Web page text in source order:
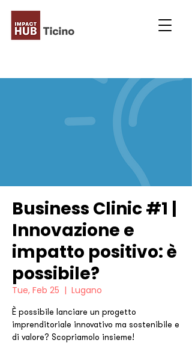
Business Clinic #1 |
Innovazione e
impatto positivo: è
possibile?
Tue, Feb 25
  |
Lugano
È possibile lanciare un progetto
imprenditoriale innovativo ma sostenibile e
di valore? Scopriamolo insieme!